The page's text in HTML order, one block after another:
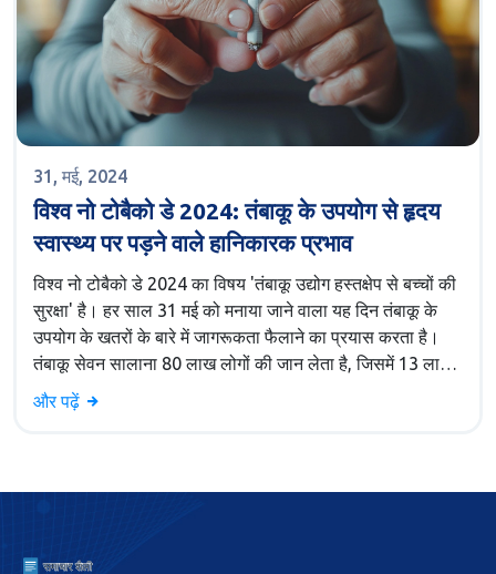
31, मई, 2024
विश्व नो टोबैको डे 2024: तंबाकू के उपयोग से हृदय
स्वास्थ्य पर पड़ने वाले हानिकारक प्रभाव
विश्व नो टोबैको डे 2024 का विषय 'तंबाकू उद्योग हस्तक्षेप से बच्चों की
सुरक्षा' है। हर साल 31 मई को मनाया जाने वाला यह दिन तंबाकू के
उपयोग के खतरों के बारे में जागरूकता फैलाने का प्रयास करता है।
तंबाकू सेवन सालाना 80 लाख लोगों की जान लेता है, जिसमें 13 लाख
गैर-धूम्रपान करने वाले भी शामिल हैं। तंबाकू के उपयोग से कई गंभीर
स्वास्थ्य समस्याएं जैसे हृदय रोग, फेफड़ों का कैंसर और प्रजनन
और पढ़ें